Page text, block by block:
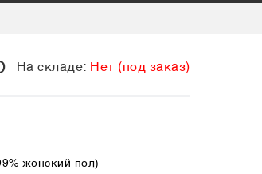
На складе: Нет (под заказ)
женский пол)